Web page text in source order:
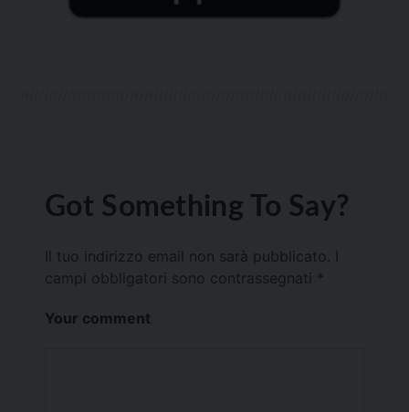
Got Something To Say?
Il tuo indirizzo email non sarà pubblicato.
campi obbligatori sono contrassegnati *
Your comment